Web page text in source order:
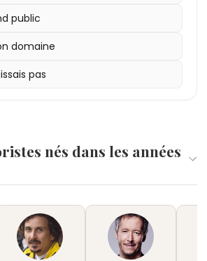
public
domaine
pas
nés dans les années